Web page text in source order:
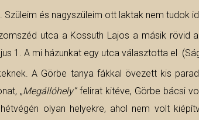
és nagyszüleim ott laktak nem tudok
utca a Kossuth Lajos a másik rövid
1. A mi házunkat egy utca választotta el
A Görbe tanya fákkal övezett kis
„Megállóhely”felirat kitéve, Görbe bácsi
olyan helyekre, ahol nem volt